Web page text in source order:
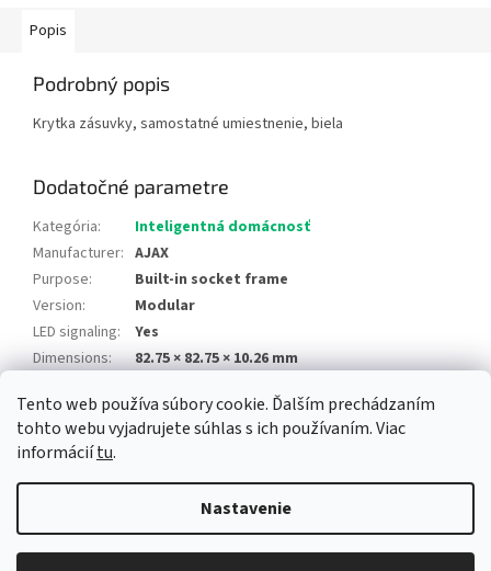
Tento web používa súbory cookie. Ďalším prechádzaním
tohto webu vyjadrujete súhlas s ich používaním. Viac
informáciítu.
Nastavenie
Popis
Podrobný popis
Krytka zásuvky, samostatné umiestnenie, biela
Dodatočné parametre
Kategória:
Inteligentná domácnosť
Manufacturer: AJAX
Purpose:
Built-in socket frame
Version:
Modular
LED signaling:
Yes
Dimensions: 82.75 × 82.75 × 10.26 mm
Newsletter
Copyright 2026Alarm automatika B2B. Všetky práva vyhradené.